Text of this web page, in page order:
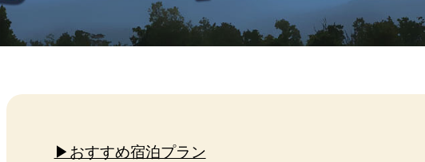
▶おすすめ宿泊プラン